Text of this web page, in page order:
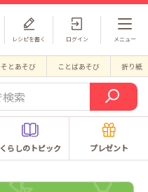
ログイン
レシピを書く メニュー
そとあそび ことばあそび 折り紙
くらしのトピック プレゼント